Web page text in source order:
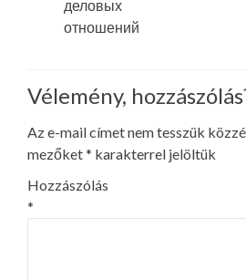
деловых
отношений
Vélemény,
Az e-mail címet nem tesszük
mezőket* karakterrel jelöltük
Hozzászólás
*